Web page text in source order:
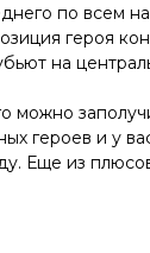
по всем
героя
на
можно
героев и у
Еще из